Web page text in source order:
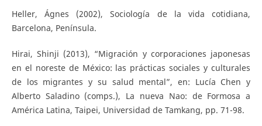
Heller, Ágnes (2002), Sociología de la vida cotidiana,
Barcelona, Península.
Hirai, Shinji (2013), “Migración y corporaciones japonesas
en el noreste de México: las prácticas sociales y culturales
de los migrantes y su salud mental”, en: Lucía Chen y
Alberto Saladino (comps.), La nueva Nao: de Formosa a
América Latina, Taipei, Universidad de Tamkang, pp. 71-98.